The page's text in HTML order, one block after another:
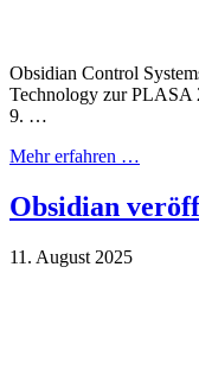
Obsidian Control
Technology zur PLASA
9. …
Mehr erfahren …
Obsidian
11. August 2025